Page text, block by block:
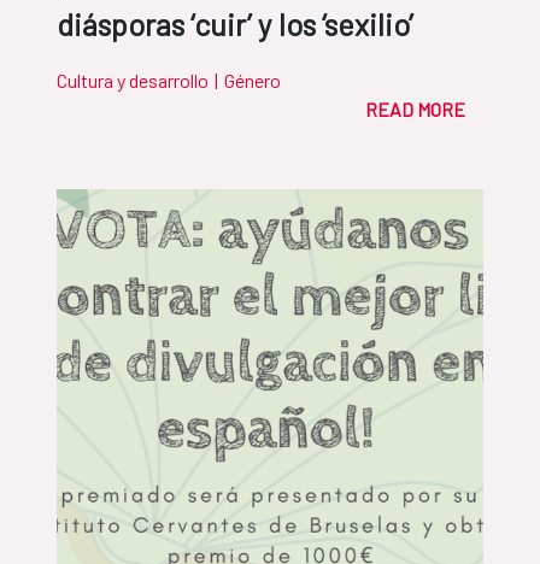
diásporas ‘cuir’ y los ‘sexilio’
Cultura y desarrollo | Género
READ MORE